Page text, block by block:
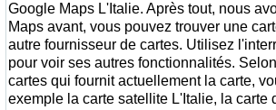
Google Maps L'Italie. Après tout, nous
Maps avant, vous pouvez trouver une
autre fournisseur de cartes. Utilisez
pour voir ses autres fonctionnalités.
cartes qui fournit actuellement la carte,
exemple la carte satellite L'Italie, la carte